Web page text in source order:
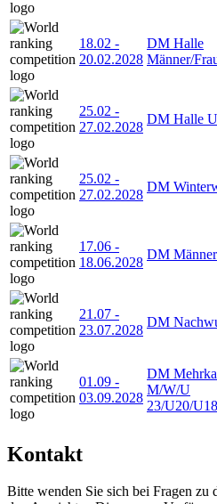
18.02 -
20.02.2028
DM Halle
Männer/
25.02 -
27.02.2028
DM Halle
25.02 -
27.02.2028
DM
17.06 -
18.06.2028
DM
21.07 -
23.07.2028
DM
01.09 -
03.09.2028
DM
M/W/U
23/U20/
Kontakt
Bitte wenden Sie sich bei Fragen zu